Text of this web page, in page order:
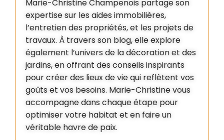
Marie-Christine Champenois partage son
expertise sur les aides immobilières,
l’entretien des propriétés, et les projets de
travaux. À travers son blog, elle explore
également l’univers de la décoration et des
jardins, en offrant des conseils inspirants
pour créer des lieux de vie qui reflètent vos
goûts et vos besoins. Marie-Christine vous
accompagne dans chaque étape pour
optimiser votre habitat et en faire un
véritable havre de paix.